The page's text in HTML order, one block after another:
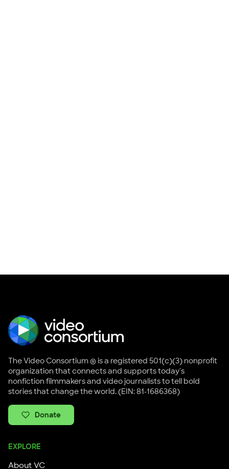
The Video Consortium ® is a registered 501(c)(3) nonprofit
organization that connects and supports today's
nonfiction filmmakers and video journalists to tell bold
stories that change the world. (EIN: 81-1686368)
Donate
EXPLORE
About VC